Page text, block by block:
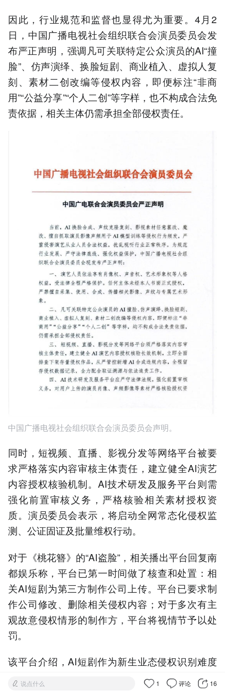
因此，行业规范和监督也显得尤为重要。4月2
日，中国广播电视社会组织联合会演员委员会发
布严正声明，强调凡可关联特定公众演员的AI“撞
脸”、仿声演绎、换脸短剧、商业植入、虚拟人复
刻、素材二创改编等侵权内容，即便标注“非商
用”“公益分享”“个人二创”等字样，也不构成合法免
责依据，相关主体仍需承担全部侵权责任。
中国广播电视社会组织联合会演员委员会声明。
同时，短视频、直播、影视分发等网络平台被要
求严格落实内容审核主体责任，建立健全AI演艺
内容授权核验机制。AI技术研发及服务平台则需
强化前置审核义务，严格核验相关素材授权资
质。演员委员会表示，将启动全网常态化侵权监
测、公证固证及批量维权行动。
对于《桃花簪》的“AI盗脸”，相关播出平台回复南
都娱乐称，平台已第一时间做了核查和处置：相
关AI短剧为第三方制作公司上传。平台已要求制
作公司修改、删除相关侵权内容；对于多次有主
观故意侵权情形的制作方，平台将视情节予以处
罚。
该平台介绍，AI短剧作为新生业态侵权识别难度
大，平台会努力提高审核能力。对于部分肖像权
说点什么 1 评论 16